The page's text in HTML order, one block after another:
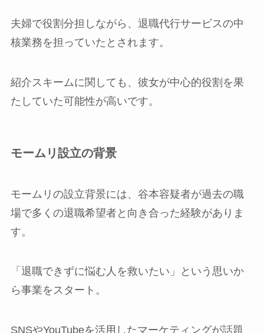
夫婦で役割分担しながら、退職代行サービスの中
核業務を担っていたとされます。
紹介スキームに関しても、彼女が中心的役割を果
たしていた可能性が高いです。
モームリ設立の背景
モームリの設立背景には、谷本容疑者が過去の職
場で多くの退職希望者と向き合った経験がありま
す。
「退職できずに悩む人を救いたい」という思いか
ら事業をスタート。
SNSやYouTubeを活用したマーケティングが話題